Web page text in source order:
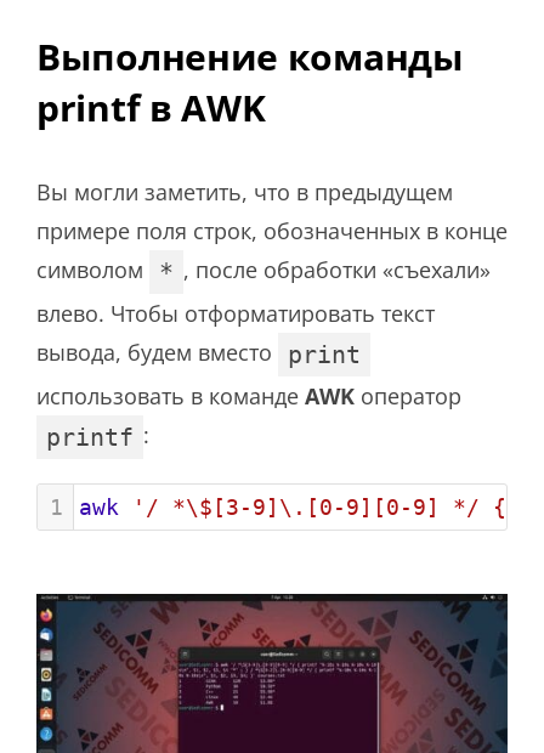
Выполнение команды
printf в AWK
Вы могли заметить, что в предыдущем
примере поля строк, обозначенных в конце
символом
* , после обработки «съехали»
влево. Чтобы отформатировать текст
вывода, будем вместо
print
использовать в команде AWK оператор
printf :
1 awk '/ *\$[3-9]\.[0-9][0-9] */ {